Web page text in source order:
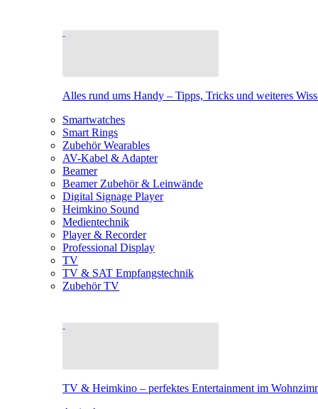
Alles rund ums Handy – Tipps, Tricks und weiteres
Smartwatches
Smart Rings
Zubehör Wearables
AV-Kabel & Adapter
Beamer
Beamer Zubehör & Leinwände
Digital Signage Player
Heimkino Sound
Medientechnik
Player & Recorder
Professional Display
TV
TV & SAT Empfangstechnik
Zubehör TV
TV & Heimkino – perfektes Entertainment im